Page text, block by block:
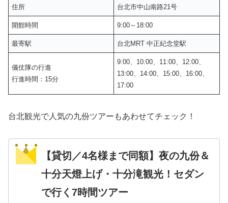
住所 台北市中山南路21号
開館時間 9:00～18:00
最寄駅 台北MRT 中正紀念堂駅
儀仗隊の行進
行進時間：15分
9:00、10:00、11:00、12:00、
13:00、14:00、15:00、16:00、
17:00
台北観光で人気の九份ツアーもあわせてチェック！
【貸切／4名様まで同額】夜の九份＆
十分天燈上げ・十分滝観光！セダン
で行く7時間ツアー